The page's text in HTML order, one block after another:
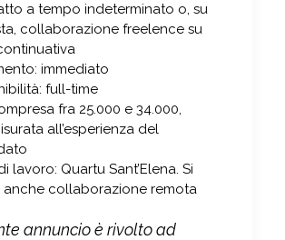
a tempo indeterminato o, su
collaborazione freelence su
immediato
full-time
fra 25.000 e 34.000,
all’esperienza del
lavoro: Quartu Sant’Elena. Si
anche collaborazione remota
annuncio è rivolto ad